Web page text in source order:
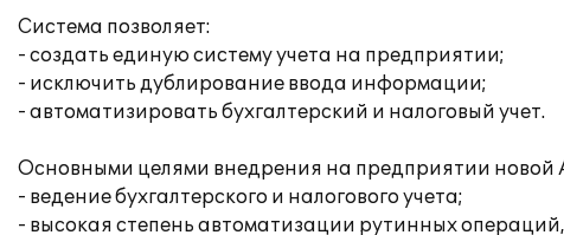
Система позволяет:
- создать единую систему учета на предприятии;
- исключить дублирование ввода информации;
- автоматизировать бухгалтерский и налоговый учет.
Основными целями внедрения на предприятии новой
- ведение бухгалтерского и налогового учета;
- высокая степень автоматизации рутинных